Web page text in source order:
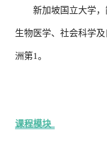
新加坡国立大学
生物医学、社会科学
洲第1。
课程模块